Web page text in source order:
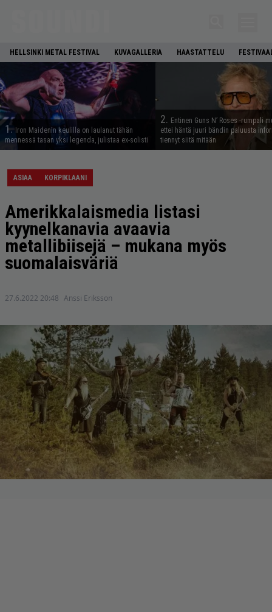
HELLSINKI METAL FESTIVAL KUVAGALLERIA HAASTATTELU
1. Iron Maidenin keulilla on laulanut tähän
mennessä tasan yksi legenda, julistaa ex-solisti
2. Entinen Guns N’ Roses -rumpali
ettei häntä juuri bändin paluusta
tiennyt siitä mitään
ASIAA KORPIKLAANI
Amerikkalaismedia listasi
kyynelkanavia avaavia
metallibiisejä – mukana myös
suomalaisväriä
27.6.2022 20:48 Anssi Eriksson